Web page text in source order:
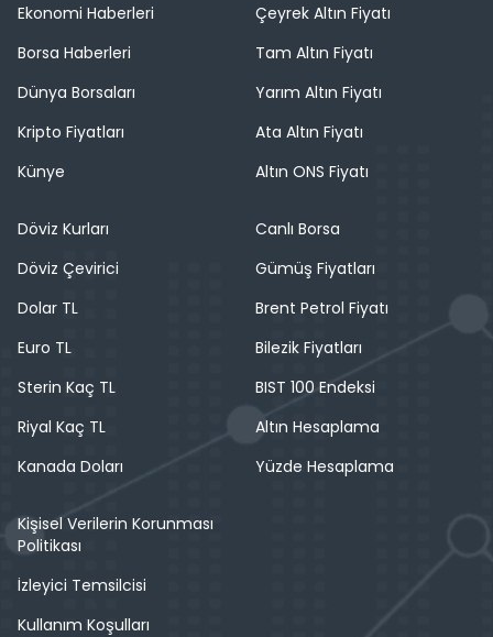
Ekonomi Haberleri
Borsa Haberleri
Dünya Borsaları
Kripto Fiyatları
Künye
Çeyrek Altın Fiyatı
Tam Altın Fiyatı
Yarım Altın Fiyatı
Ata Altın Fiyatı
Altın ONS Fiyatı
Döviz Kurları
Döviz Çevirici
Dolar TL
Euro TL
Sterin Kaç TL
Riyal Kaç TL
Kanada Doları
Canlı Borsa
Gümüş Fiyatları
Brent Petrol Fiyatı
Bilezik Fiyatları
BIST 100 Endeksi
Altın Hesaplama
Yüzde Hesaplama
Kişisel Verilerin Korunması
Politikası
İzleyici Temsilcisi
Kullanım Koşulları